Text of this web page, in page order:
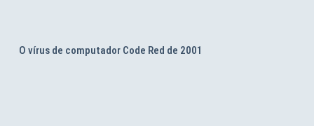
O vírus de computador Code Red de 2001